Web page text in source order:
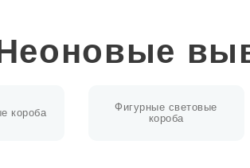
короба
Фигурные световые
короба